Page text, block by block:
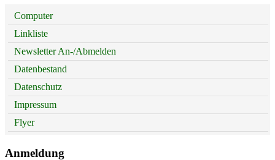
Computer
Linkliste
Newsletter An-/Abmelden
Datenbestand
Datenschutz
Impressum
Flyer
Anmeldung